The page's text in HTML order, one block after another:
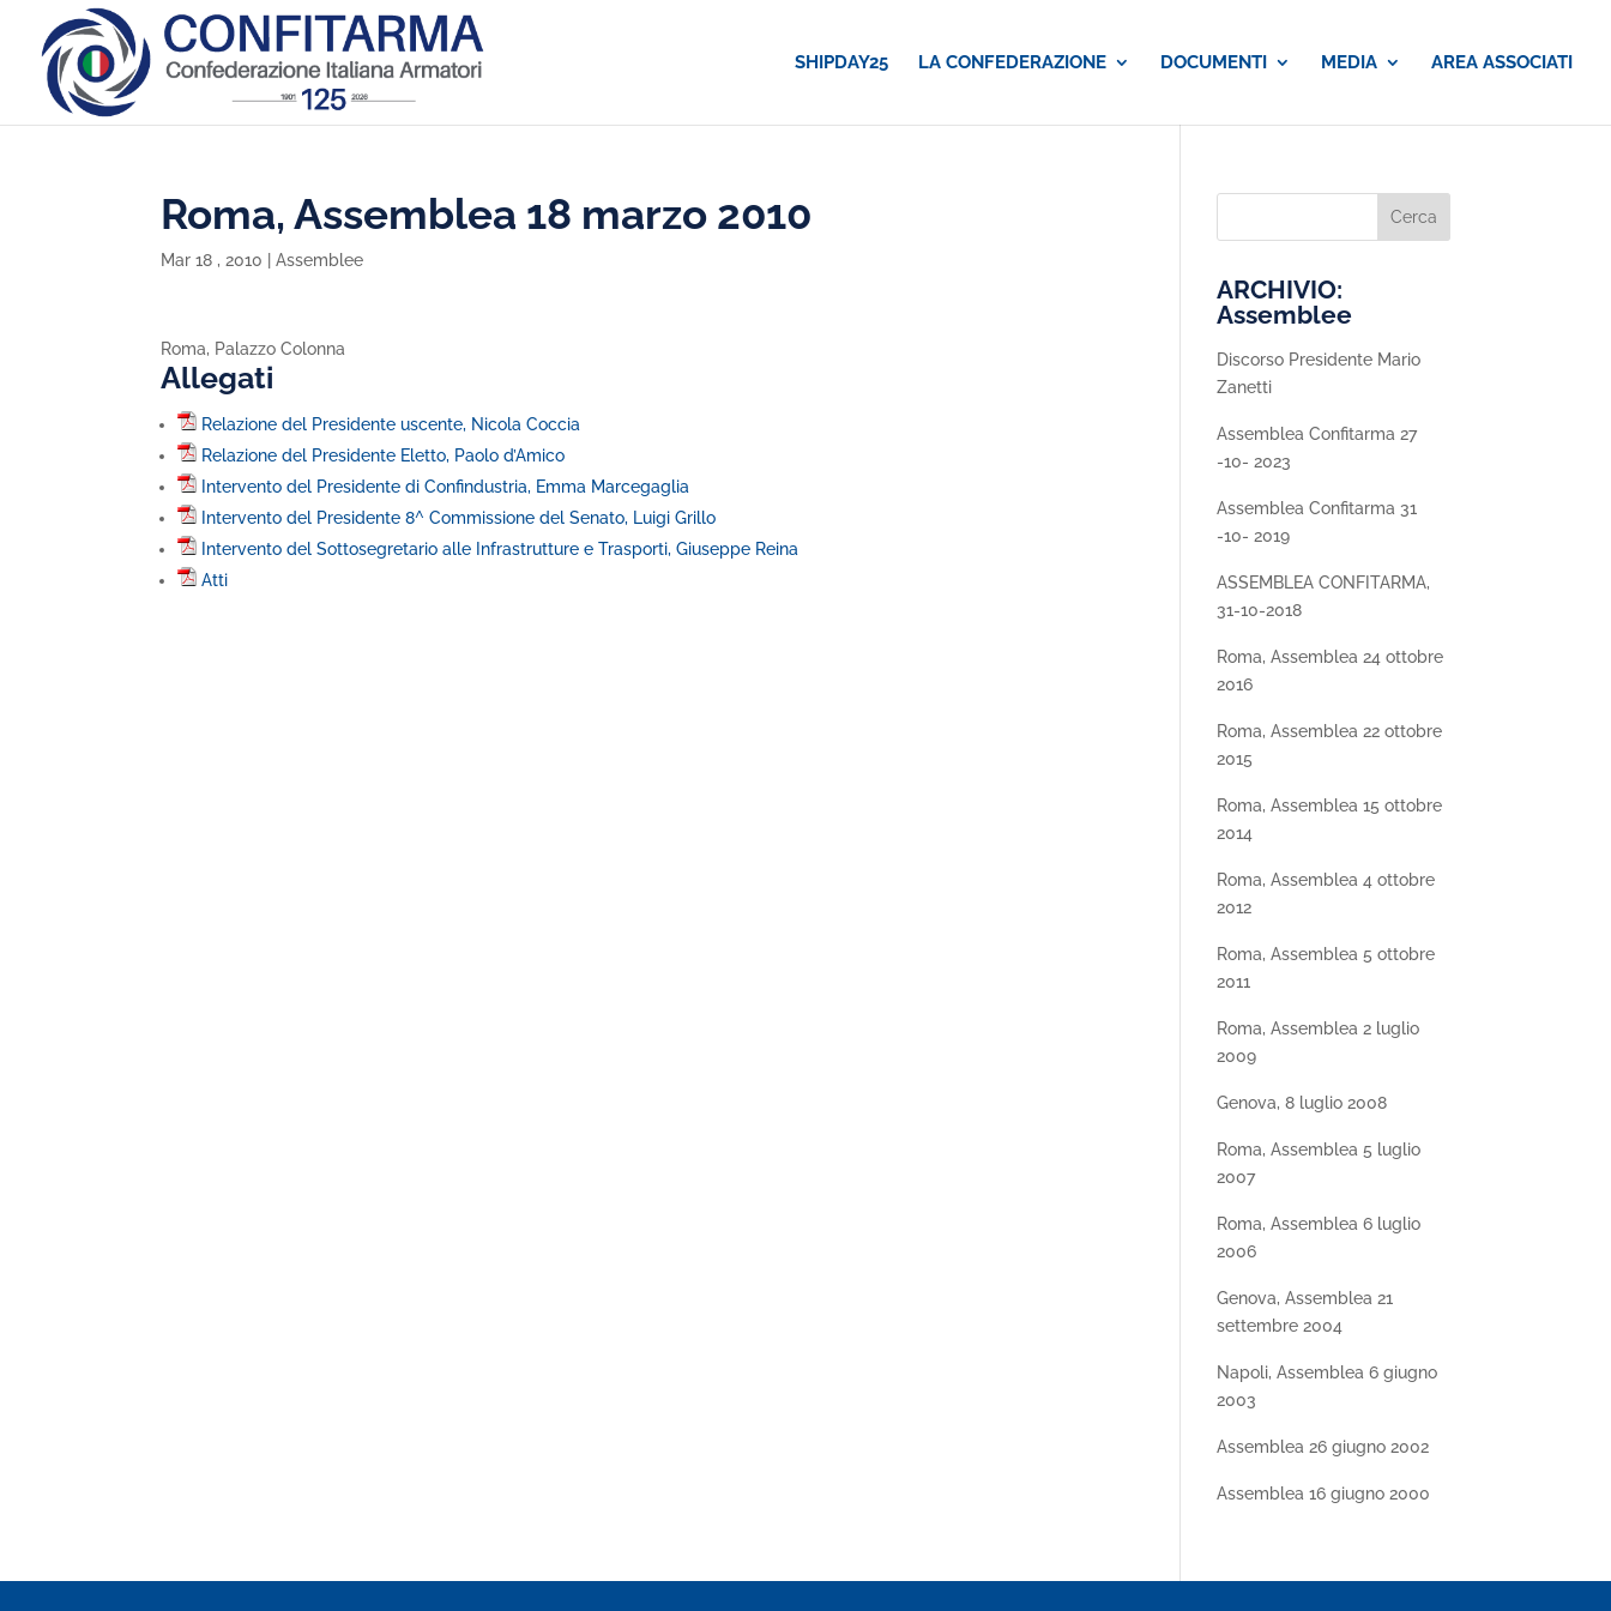
SHIPDAY25 LA CONFEDERAZIONE DOCUMENTI MEDIA AREA ASSOCIATI
Roma, Assemblea 18 marzo 2010
Mar 18 , 2010 |Assemblee
Roma, Palazzo Colonna
Allegati
Relazione del Presidente uscente, Nicola Coccia
Relazione del Presidente Eletto, Paolo d’Amico
Intervento del Presidente di Confindustria, Emma Marcegaglia
Intervento del Presidente 8^ Commissione del Senato, Luigi Grillo
Intervento del Sottosegretario alle Infrastrutture e Trasporti, Giuseppe Reina
Atti
ARCHIVIO:
Assemblee
Discorso Presidente Mario
Zanetti
Assemblea Confitarma 27
-10- 2023
Assemblea Confitarma 31
-10- 2019
ASSEMBLEA CONFITARMA,
31-10-2018
Roma, Assemblea 24 ottobre
2016
Roma, Assemblea 22 ottobre
2015
Roma, Assemblea 15 ottobre
2014
Roma, Assemblea 4 ottobre
2012
Roma, Assemblea 5 ottobre
2011
Roma, Assemblea 2 luglio
2009
Genova, 8 luglio 2008
Roma, Assemblea 5 luglio
2007
Roma, Assemblea 6 luglio
2006
Genova, Assemblea 21
settembre 2004
Napoli, Assemblea 6 giugno
2003
Assemblea 26 giugno 2002
Assemblea 16 giugno 2000